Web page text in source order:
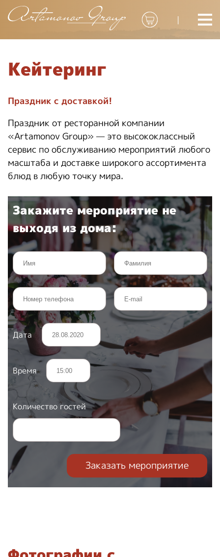
|
Кейтеринг
Праздник с доставкой!
Праздник от ресторанной компании
«Artamonov Group» — это высококлассный
сервис по обслуживанию мероприятий любого
масштаба и доставке широкого ассортимента
блюд в любую точку мира.
Закажите мероприятие не
выходя из дома:
Дата
Время
Количество гостей
Заказать мероприятие